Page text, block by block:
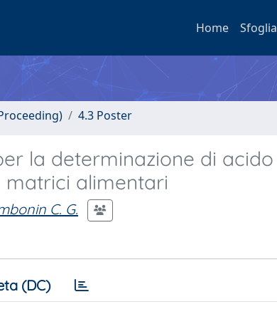
Home Sfoglia
4.3 Poster
la determinazione di acido
matrici alimentari
C. G.
(DC)